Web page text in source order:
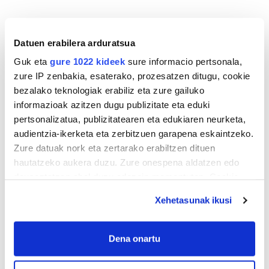
Datuen erabilera arduratsua
Guk eta gure 1022 kideek sure informacio pertsonala,
zure IP zenbakia, esaterako, prozesatzen ditugu, cookie
bezalako teknologiak erabiliz eta zure gailuko
informazioak azitzen dugu publizitate eta eduki
pertsonalizatua, publizitatearen eta edukiaren neurketa,
audientzia-ikerketa eta zerbitzuen garapena eskaintzeko.
Zure datuak nork eta zertarako erabiltzen dituen
hautatzeko aukera duzu. Zure onespena aldatzen edo
If you allow, we would also like to:
Collect information about your geographical
Xehetasunak ikusi
Dena onartu